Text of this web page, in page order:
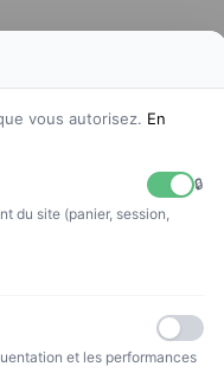
vous autorisez. En
🔒
du site (panier, session,
et les performances